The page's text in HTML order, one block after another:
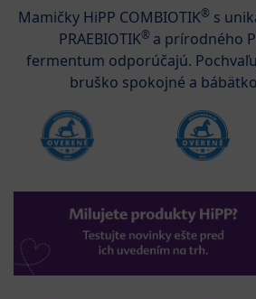
Mamičky HiPP COMBIOTIK®s
PRAEBIOTIK® a prírodného
fermentum odporúčajú.
bruško spokojné a